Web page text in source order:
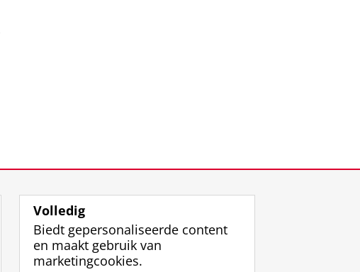
Volledig
Biedt gepersonaliseerde content
en maakt gebruik van
marketingcookies.